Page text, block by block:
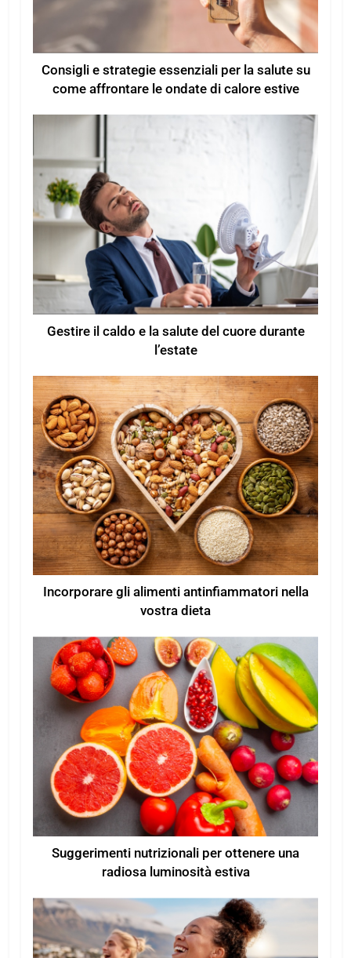
Consigli e strategie essenziali per la salute su
come affrontare le ondate di calore estive
Gestire il caldo e la salute del cuore durante
l’estate
Incorporare gli alimenti antinfiammatori nella
vostra dieta
Suggerimenti nutrizionali per ottenere una
radiosa luminosità estiva